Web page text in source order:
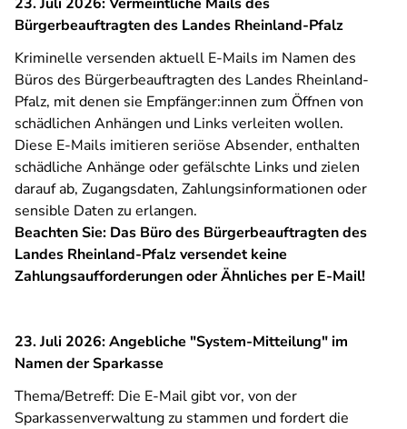
Bürgerbeauftragten des Landes Rheinland-Pfalz
Kriminelle versenden aktuell E-Mails im Namen des
Büros des Bürgerbeauftragten des Landes Rheinland-
Pfalz, mit denen sie Empfänger:innen zum Öffnen von
schädlichen Anhängen und Links verleiten wollen.
Diese E-Mails imitieren seriöse Absender, enthalten
schädliche Anhänge oder gefälschte Links und zielen
darauf ab, Zugangsdaten, Zahlungsinformationen oder
sensible Daten zu erlangen.
Beachten Sie: Das Büro des Bürgerbeauftragten des
Landes Rheinland-Pfalz versendet keine
Zahlungsaufforderungen oder Ähnliches per E-Mail!
23. Juli 2026: Angebliche "System-Mitteilung" im
Namen der Sparkasse
Thema/Betreff: Die E-Mail gibt vor, von der
Sparkassenverwaltung zu stammen und fordert die